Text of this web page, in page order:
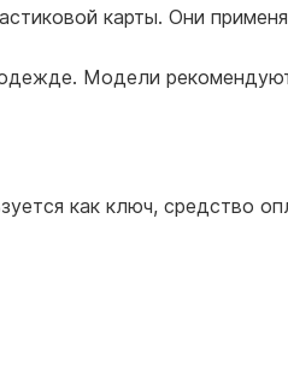
карты. Они
Модели
как ключ, средство